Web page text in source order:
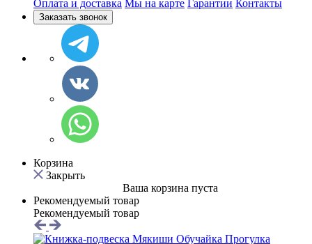
Оплата и доставка Мы на карте Гарантии Контакты
Заказать звонок
Корзина
Закрыть
Ваша корзина пуста
Рекомендуемый товар
Рекомендуемый товар